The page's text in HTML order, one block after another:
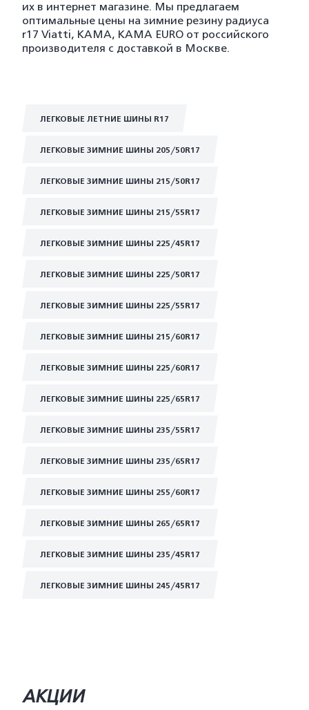
их в интернет магазине. Мы предлагаем
оптимальные цены на зимние резину радиуса
r17 Viatti, KAMA, KAMA EURO от российского
производителя с доставкой в Москве.
ЛЕГКОВЫЕ ЛЕТНИЕ ШИНЫ R17
ЛЕГКОВЫЕ ЗИМНИЕ ШИНЫ 205/50R17
ЛЕГКОВЫЕ ЗИМНИЕ ШИНЫ 215/50R17
ЛЕГКОВЫЕ ЗИМНИЕ ШИНЫ 215/55R17
ЛЕГКОВЫЕ ЗИМНИЕ ШИНЫ 225/45R17
ЛЕГКОВЫЕ ЗИМНИЕ ШИНЫ 225/50R17
ЛЕГКОВЫЕ ЗИМНИЕ ШИНЫ 225/55R17
ЛЕГКОВЫЕ ЗИМНИЕ ШИНЫ 215/60R17
ЛЕГКОВЫЕ ЗИМНИЕ ШИНЫ 225/60R17
ЛЕГКОВЫЕ ЗИМНИЕ ШИНЫ 225/65R17
ЛЕГКОВЫЕ ЗИМНИЕ ШИНЫ 235/55R17
ЛЕГКОВЫЕ ЗИМНИЕ ШИНЫ 235/65R17
ЛЕГКОВЫЕ ЗИМНИЕ ШИНЫ 255/60R17
ЛЕГКОВЫЕ ЗИМНИЕ ШИНЫ 265/65R17
ЛЕГКОВЫЕ ЗИМНИЕ ШИНЫ 235/45R17
ЛЕГКОВЫЕ ЗИМНИЕ ШИНЫ 245/45R17
АКЦИИ